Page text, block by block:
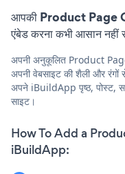
आपकी Product Page
एंबेड करना कभी आसान नहीं
अपनी अनुकूलित Product
अपनी वेबसाइट की शैली और
अपने iBuildApp पृष्ठ, पोस्ट,
साइट।
How To Add a
iBuildApp: